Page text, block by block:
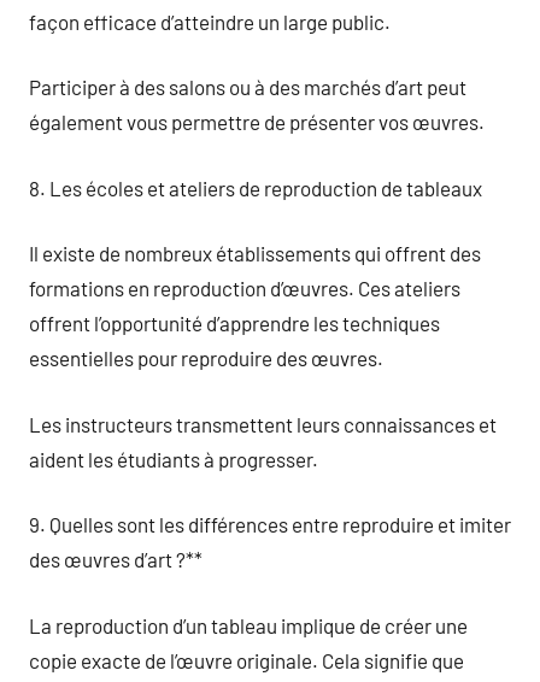
façon efficace d’atteindre un large public.
Participer à des salons ou à des marchés d’art peut
également vous permettre de présenter vos œuvres.
8. Les écoles et ateliers de reproduction de tableaux
Il existe de nombreux établissements qui offrent des
formations en reproduction d’œuvres. Ces ateliers
offrent l’opportunité d’apprendre les techniques
essentielles pour reproduire des œuvres.
Les instructeurs transmettent leurs connaissances et
aident les étudiants à progresser.
9. Quelles sont les différences entre reproduire et imiter
des œuvres d’art ?**
La reproduction d’un tableau implique de créer une
copie exacte de l’œuvre originale. Cela signifie que